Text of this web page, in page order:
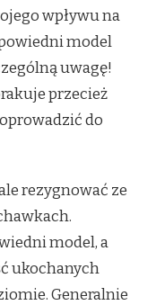
wpływu na
model
uwagę!
przecież
do
rezygnować ze
model, a
ukochanych
Generalnie